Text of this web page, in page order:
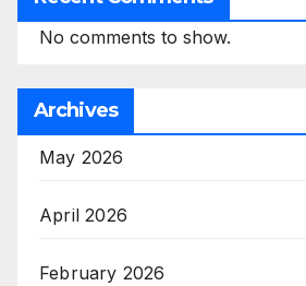
No comments to show.
Archives
May 2026
April 2026
February 2026